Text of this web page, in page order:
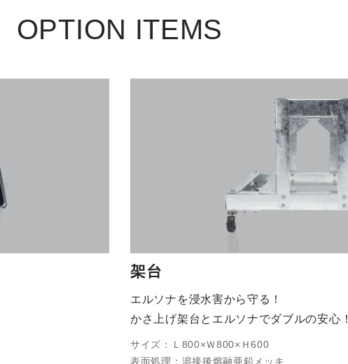
OPTION ITEMS
架台
エルソナを浸水害から守る！
かさ上げ架台とエルソナでダブルの安心！
サイズ：Ｌ800×Ｗ800×Ｈ600
表面処理：溶接後熔融亜鉛メッキ